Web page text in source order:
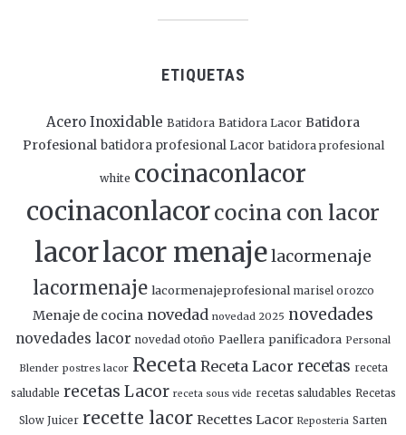
ETIQUETAS
Acero Inoxidable Batidora Batidora Lacor Batidora
Profesional batidora profesional Lacor batidora profesional
white cocinaconlacor
cocinaconlacorcocina con lacor
lacorlacor menajelacormenaje
lacormenaje lacormenajeprofesional marisel orozco
Menaje de cocina novedad novedad 2025 novedades
novedades lacor novedad otoño Paellera panificadora Personal
Blender postres lacor Receta Receta Lacor recetas receta
saludable recetas Lacor receta sous vide recetas saludables Recetas
Slow Juicer recette lacor Recettes Lacor Reposteria Sarten